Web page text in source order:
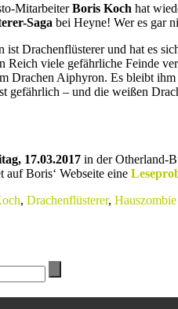
MitarbeiterBoris Koch hat
Saga bei Heyne! Wer es gar
ist Drachenflüsterer und hat es
Reich viele gefährliche Feinde
Drachen Aiphyron. Es bleibt
gefährlich – und die weißen
17.03.2017 in der Otherland-
auf Boris‘ Webseite eine
, Drachenflüsterer,